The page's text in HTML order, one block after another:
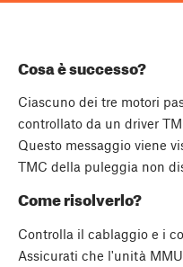
Cosa è successo?
Ciascuno dei tre motori
controllato da un driver
Questo messaggio viene
TMC della puleggia non
Come risolverlo?
Controlla il cablaggio e i
Assicurati che l'unità